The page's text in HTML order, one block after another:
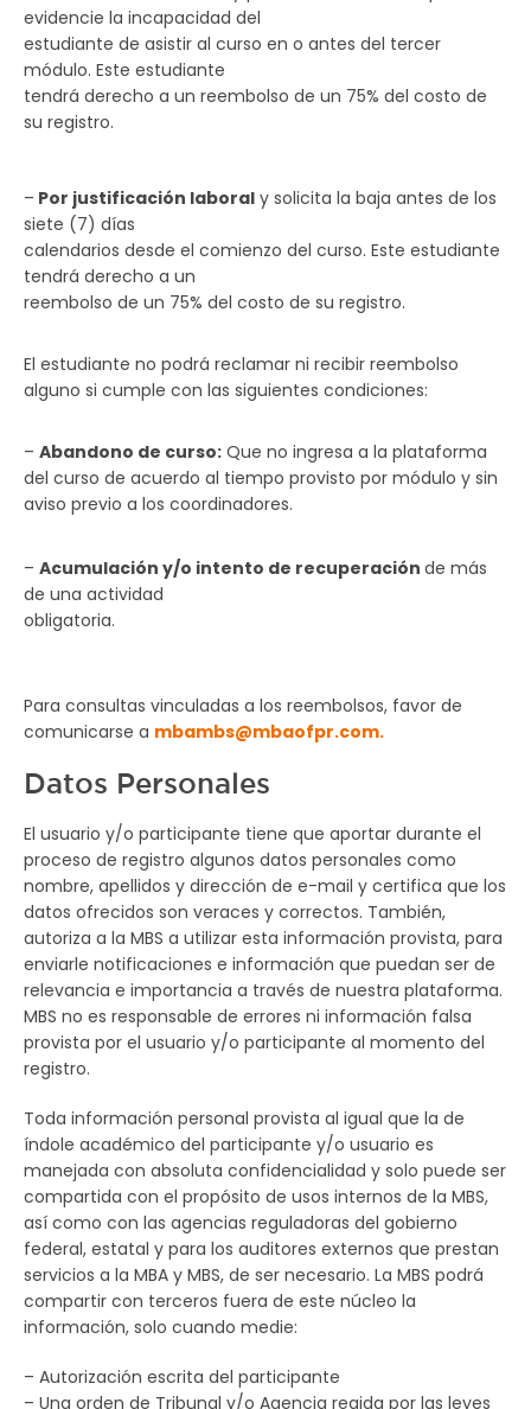
evidencie la incapacidad del
estudiante de asistir al curso en o antes del tercer
módulo. Este estudiante
tendrá derecho a un reembolso de un 75% del costo de
su registro.
– Por justificación laboral y solicita la baja antes de los
siete (7) días
calendarios desde el comienzo del curso. Este estudiante
tendrá derecho a un
reembolso de un 75% del costo de su registro.
El estudiante no podrá reclamar ni recibir reembolso
alguno si cumple con las siguientes condiciones:
– Abandono de curso: Que no ingresa a la plataforma
del curso de acuerdo al tiempo provisto por módulo y sin
aviso previo a los coordinadores.
– Acumulación y/o intento de recuperación de más
de una actividad
obligatoria.
Para consultas vinculadas a los reembolsos, favor de
comunicarse a mbambs@mbaofpr.com.
Datos Personales
El usuario y/o participante tiene que aportar durante el
proceso de registro algunos datos personales como
nombre, apellidos y dirección de e-mail y certifica que los
datos ofrecidos son veraces y correctos. También,
autoriza a la MBS a utilizar esta información provista, para
enviarle notificaciones e información que puedan ser de
relevancia e importancia a través de nuestra plataforma.
MBS no es responsable de errores ni información falsa
provista por el usuario y/o participante al momento del
registro.
Toda información personal provista al igual que la de
índole académico del participante y/o usuario es
manejada con absoluta confidencialidad y solo puede ser
compartida con el propósito de usos internos de la MBS,
así como con las agencias reguladoras del gobierno
federal, estatal y para los auditores externos que prestan
servicios a la MBA y MBS, de ser necesario. La MBS podrá
compartir con terceros fuera de este núcleo la
información, solo cuando medie:
– Autorización escrita del participante
– Una orden de Tribunal y/o Agencia regida por las leyes